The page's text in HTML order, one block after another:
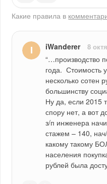
Какие правила в
iWanderer 8
“…производство
года.  Стоимость
несколько сотен
большинству
Ну да, если 2015
спору нет, а вот
з/п инженера
стажем – 140,
какому такому
населения
рублей была